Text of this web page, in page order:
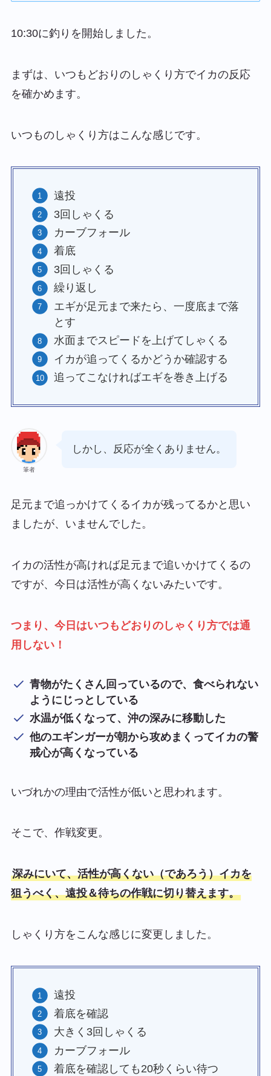
10:30に釣りを開始しました。
まずは、いつもどおりのしゃくり方でイカの反応
を確かめます。
いつものしゃくり方はこんな感じです。
遠投
3回しゃくる
カーブフォール
着底
3回しゃくる
繰り返し
エギが足元まで来たら、一度底まで落
とす
水面までスピードを上げてしゃくる
イカが追ってくるかどうか確認する
追ってこなければエギを巻き上げる
筆者
しかし、反応が全くありません。
足元まで追っかけてくるイカが残ってるかと思い
ましたが、いませんでした。
イカの活性が高ければ足元まで追いかけてくるの
ですが、今日は活性が高くないみたいです。
つまり、今日はいつもどおりのしゃくり方では通
用しない！
青物がたくさん回っているので、食べられない
ようにじっとしている
水温が低くなって、沖の深みに移動した
他のエギンガーが朝から攻めまくってイカの警
戒心が高くなっている
いづれかの理由で活性が低いと思われます。
そこで、作戦変更。
深みにいて、活性が高くない（であろう）イカを
狙うべく、遠投＆待ちの作戦に切り替えます。
しゃくり方をこんな感じに変更しました。
遠投
着底を確認
大きく3回しゃくる
カーブフォール
着底を確認しても20秒くらい待つ